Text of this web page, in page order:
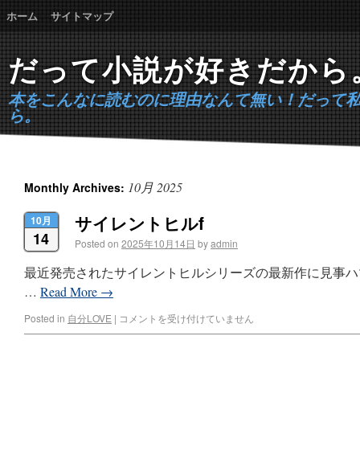
ホーム サイトマップ
だって小説が好きだから
本をこんなに読むのに理由なんて無い！だって
ら。
Monthly Archives: 10月 2025
10月
14
サイレントヒルf
Posted on 2025年10月14日 byadmin
最近発売されたサイレントヒルシリーズの最新作に見事
… Read More →
Posted in 自分LOVE | コメントを受け付けていません